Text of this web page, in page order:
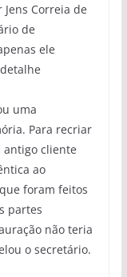
Correia de
de
ele
uma
Para recriar
antigo cliente
ao
foram feitos
partes
não teria
o secretário.